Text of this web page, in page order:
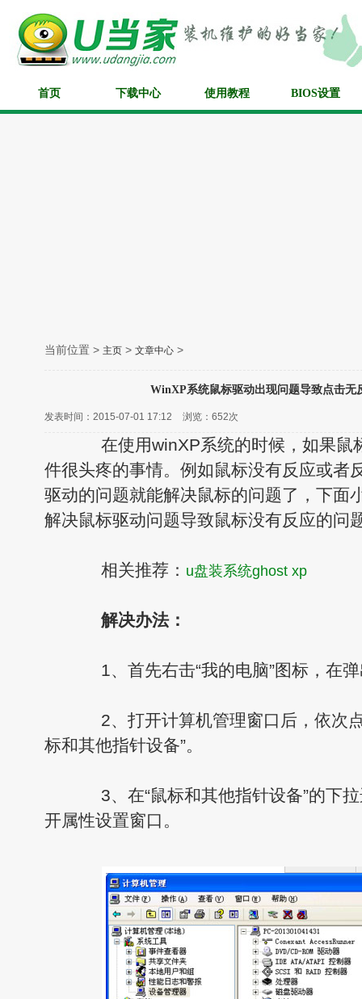
首页 下载中心 使用教程 BIOS设置
当前位置 > 主页 > 文章中心 >
WinXP系统鼠标驱动出现问题导致点击无
发表时间：2015-07-01 17:12 浏览： 652次
在使用winXP系统的时候，如果鼠
件很头疼的事情。例如鼠标没有反应或者
驱动的问题就能解决鼠标的问题了，下面
解决鼠标驱动问题导致鼠标没有反应的问
相关推荐： u盘装系统ghost xp
解决办法：
1、首先右击“我的电脑”图标，在弹
2、打开计算机管理窗口后，依次
标和其他指针设备”。
3、在“鼠标和其他指针设备”的下拉
开属性设置窗口。